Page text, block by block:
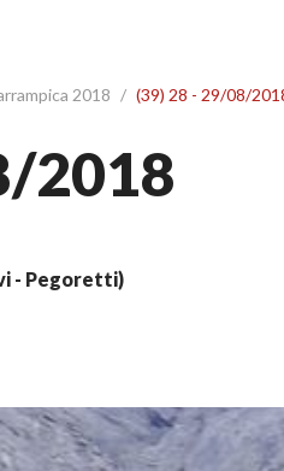
2018 / (39) 28 - 29/08/
2018
- Pegoretti)